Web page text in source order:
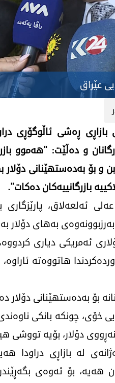
عێراق
بازاڕی ڕەشی ئاڵوگۆڕی
و دەڵێت: "هەموو
و بۆ بەدەستهێنانی دۆلار
بازرگانییەکان دەکات".
سێشەممە، 10ـی شوباتی 2026، عەلی
بەهای دۆلار
ئەمریکی دیاری
هاتووەتە
بۆ بەدەستهێنانی دۆلار
خۆی، چونکە بانکی
دۆلار، بۆیە تووشی
لە بازاڕی دراودا
هەیە، بۆ ئەوەی